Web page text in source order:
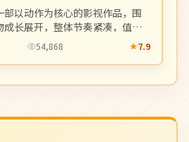
以动作为核心的影视作品，围
长展开，整体节奏紧凑，值得
54,868 7.9